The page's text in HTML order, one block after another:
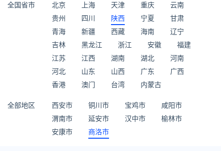
全国省市 北京 上海 天津 重庆
云南
贵州
四川 陕西 宁夏
甘肃
青海
新疆 西藏 海南
辽宁
吉林
黑龙江 浙江 安徽
福建
江苏
江西 湖南 湖北
河南
河北
山东 山西 广东
广西
香港
澳门 台湾 内蒙古
全部地区 西安市 铜川市 宝鸡市
咸阳市
渭南市
延安市 汉中市
榆林市
安康市
商洛市